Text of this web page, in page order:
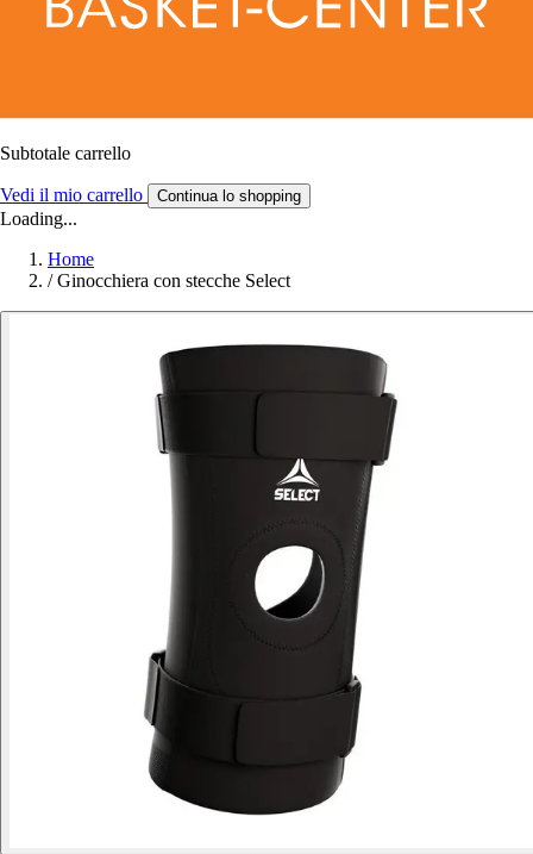
Subtotale carrello
Vedi il mio carrello Continua lo shopping
Loading...
Home
/ Ginocchiera con stecche Select